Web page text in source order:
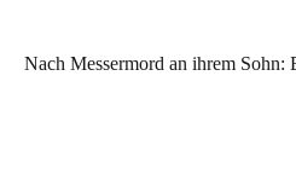
Nach Messermord an ihrem Sohn: